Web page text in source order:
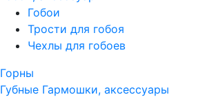
Гобои
Трости для гобоя
Чехлы для гобоев
Горны
Губные Гармошки, аксессуары